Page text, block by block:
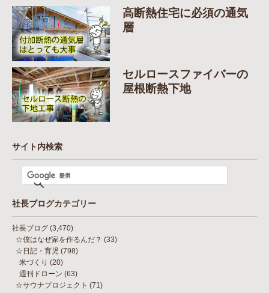
高断熱住宅に必須の通気
層
セルロースファイバーの
屋根断熱下地
サイト内検索
社長ブログカテゴリー
社長ブログ (3,470)
☆僕はなぜ家を作るんだ？ (33)
☆日記・育児 (798)
米づくり (20)
週刊ドローン (63)
☆サウナプロジェクト (71)